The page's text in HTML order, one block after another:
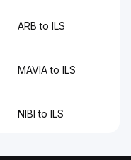
ARB to ILS
MAVIA to ILS
NIBI to ILS